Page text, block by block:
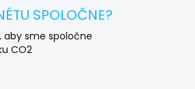
SPOLOČNE?
aby sme spoločne
CO2